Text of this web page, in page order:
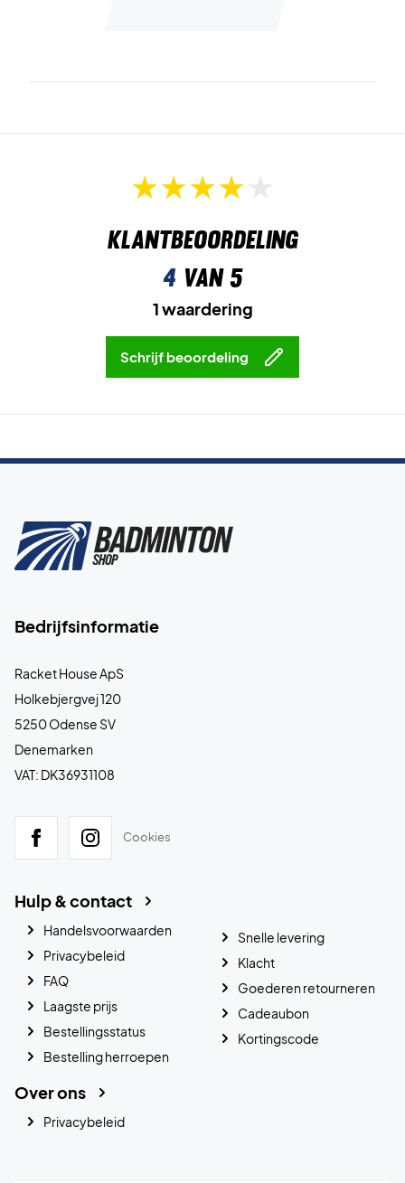
Klantbeoordeling
4 van 5
1 waardering
Schrijf beoordeling
Bedrijfsinformatie
Racket House ApS
Holkebjergvej 120
5250 Odense SV
Denemarken
VAT: DK36931108
Cookies
Hulp & contact
Handelsvoorwaarden
Privacybeleid
FAQ
Laagste prijs
Bestellingsstatus
Bestelling herroepen
Snelle levering
Klacht
Goederen retourneren
Cadeaubon
Kortingscode
Over ons
Privacybeleid